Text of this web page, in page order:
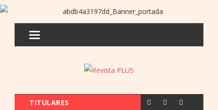
TITULARES